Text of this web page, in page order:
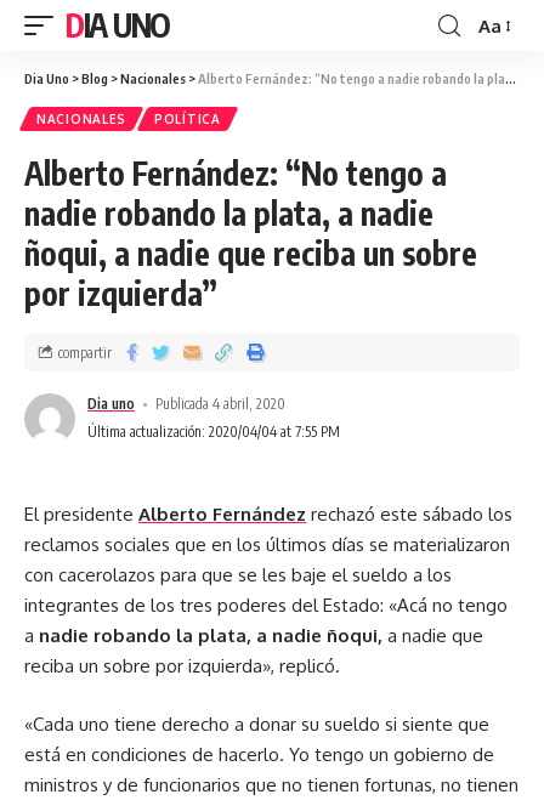
DIA UNO Aa
Dia Uno >Blog >Nacionales >Alberto Fernández: “No tengo a nadie robando la plata, a nadie ñoqui, a nadie que reciba un sobre por izquierda”
NACIONALES POLÍTICA
Alberto Fernández: “No tengo a
nadie robando la plata, a nadie
ñoqui, a nadie que reciba un sobre
por izquierda”
Última actualización: 2020/04/04 at 7:55 PM
Dia uno Publicada 4 abril, 2020
compartir
El presidente Alberto Fernández ​rechazó este sábado los
reclamos sociales que en los últimos días se materializaron
con cacerolazos para que se les baje el sueldo a los
integrantes de los tres poderes del Estado: «Acá no tengo
a nadie robando la plata, a nadie ñoqui, a nadie que
reciba un sobre por izquierda», replicó.
«Cada uno tiene derecho a donar su sueldo si siente que
está en condiciones de hacerlo. Yo tengo un gobierno de
ministros y de funcionarios que no tienen fortunas, no tienen